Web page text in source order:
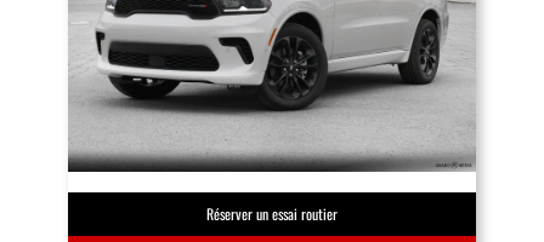
Réserver un essai routier